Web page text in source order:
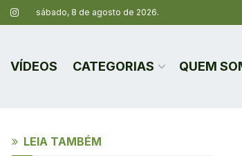
sábado, 8 de agosto de 2026.
VÍDEOS CATEGORIAS QUEM
LEIA TAMBÉM